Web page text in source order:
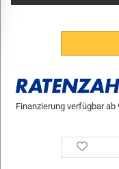
Finanzierung verfügbar ab